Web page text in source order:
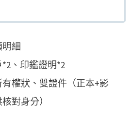
細
、印鑑證明*2
權狀、雙證件（正本+影
對身分）